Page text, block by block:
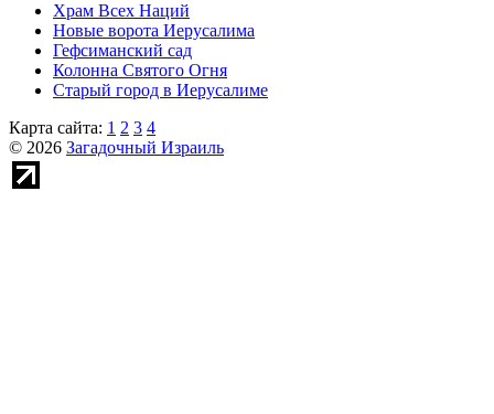
Храм Всех Наций
Новые ворота Иерусалима
Гефсиманский сад
Колонна Святого Огня
Старый город в Иерусалиме
Карта сайта: 1 2 3 4
© 2026 Загадочный Израиль